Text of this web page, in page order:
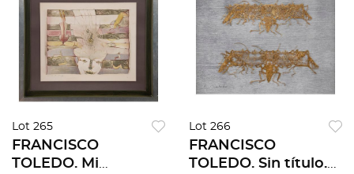
Lot 265
FRANCISCO
TOLEDO. Mi
Lot 266
FRANCISCO
TOLEDO. Sin título.